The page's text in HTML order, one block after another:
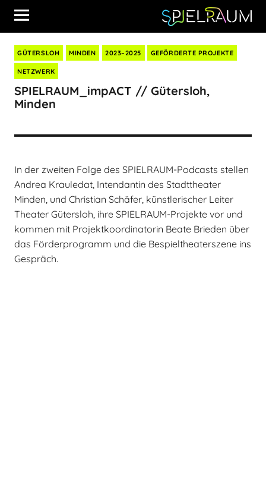
GÜTERSLOH MINDEN 2023–2025 GEFÖRDERTE PROJEKTE
NETZWERK
SPIELRAUM_impACT // Gütersloh,
Minden
In der zweiten Folge des SPIELRAUM-Podcasts stellen
Andrea Krauledat, Intendantin des Stadttheater
Minden, und Christian Schäfer, künstlerischer Leiter
Theater Gütersloh, ihre SPIELRAUM-Projekte vor und
kommen mit Projektkoordinatorin Beate Brieden über
das Förderprogramm und die Bespieltheaterszene ins
Gespräch.